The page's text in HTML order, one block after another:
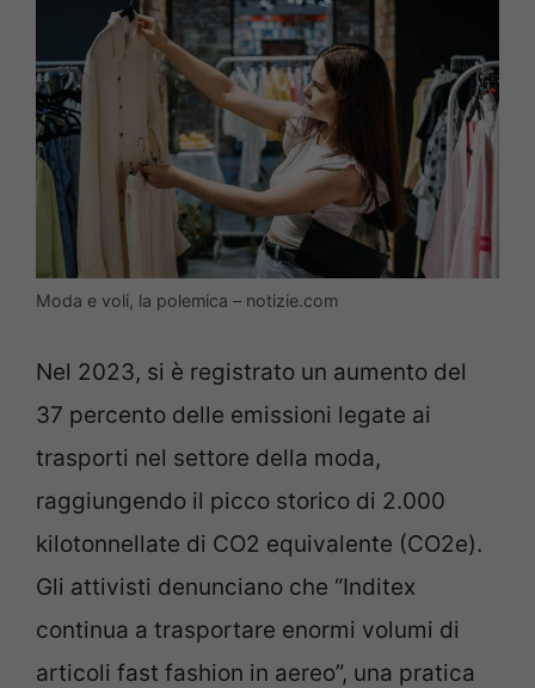
Moda e voli, la polemica – notizie.com
Nel 2023, si è registrato un aumento del
37 percento delle emissioni legate ai
trasporti nel settore della moda,
raggiungendo il picco storico di 2.000
kilotonnellate di CO2 equivalente (CO2e).
Gli attivisti denunciano che “Inditex
continua a trasportare enormi volumi di
articoli fast fashion in aereo”, una pratica